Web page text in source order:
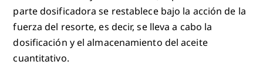
parte dosificadora se restablece bajo la acción de la
fuerza del resorte, es decir, se lleva a cabo la
dosificación y el almacenamiento del aceite
cuantitativo.